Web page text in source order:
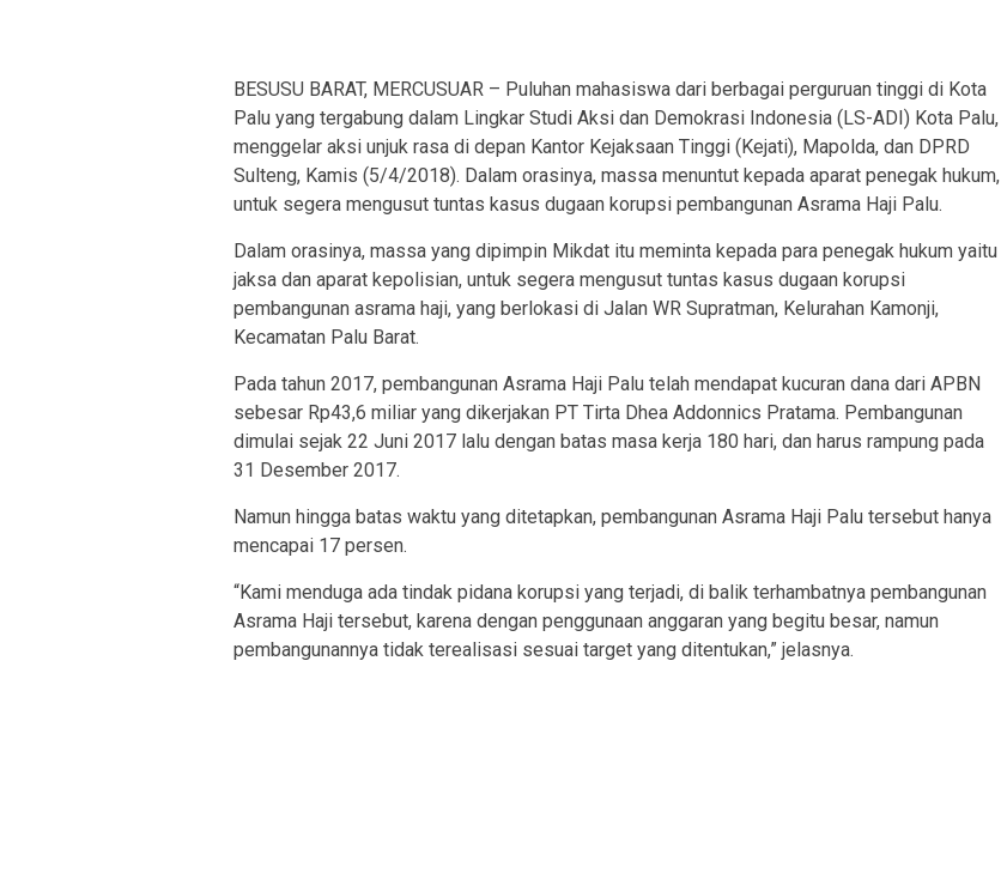
BESUSU BARAT, MERCUSUAR – Puluhan mahasiswa dari berbagai perguruan tinggi di Kota
Palu yang tergabung dalam Lingkar Studi Aksi dan Demokrasi Indonesia (LS-ADI) Kota Palu,
menggelar aksi unjuk rasa di depan Kantor Kejaksaan Tinggi (Kejati), Mapolda, dan DPRD
Sulteng, Kamis (5/4/2018). Dalam orasinya, massa menuntut kepada aparat penegak hukum,
untuk segera mengusut tuntas kasus dugaan korupsi pembangunan Asrama Haji Palu.
Dalam orasinya, massa yang dipimpin Mikdat itu meminta kepada para penegak hukum yaitu
jaksa dan aparat kepolisian, untuk segera mengusut tuntas kasus dugaan korupsi
pembangunan asrama haji, yang berlokasi di Jalan WR Supratman, Kelurahan Kamonji,
Kecamatan Palu Barat.
Pada tahun 2017, pembangunan Asrama Haji Palu telah mendapat kucuran dana dari APBN
sebesar Rp43,6 miliar yang dikerjakan PT Tirta Dhea Addonnics Pratama. Pembangunan
dimulai sejak 22 Juni 2017 lalu dengan batas masa kerja 180 hari, dan harus rampung pada
31 Desember 2017.
Namun hingga batas waktu yang ditetapkan, pembangunan Asrama Haji Palu tersebut hanya
mencapai 17 persen.
“Kami menduga ada tindak pidana korupsi yang terjadi, di balik terhambatnya pembangunan
Asrama Haji tersebut, karena dengan penggunaan anggaran yang begitu besar, namun
pembangunannya tidak terealisasi sesuai target yang ditentukan,” jelasnya.